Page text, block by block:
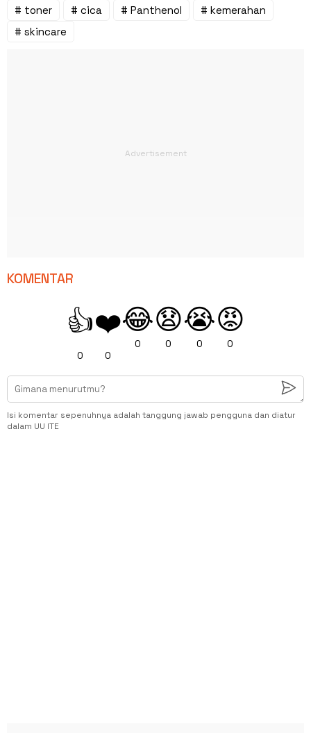
# toner # cica # Panthenol
# kemerahan
# skincare
KOMENTAR
👍
0
❤️
0
😂
0
😧
0
😭
0
😡
0
Isi komentar sepenuhnya adalah tanggung jawab pengguna dan diatur
dalam UU ITE